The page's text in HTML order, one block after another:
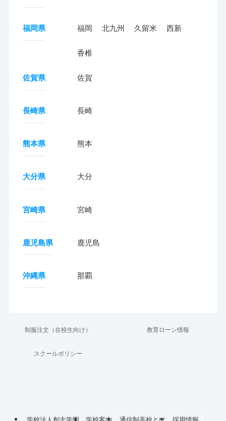
福岡県 福岡 北九州 久留米 西新
香椎
佐賀県 佐賀
長崎県 長崎
熊本県 熊本
大分県 大分
宮崎県 宮崎
鹿児島県 鹿児島
沖縄県 那覇
制服注文（在校生向け） 教育ローン情報
スクールポリシー